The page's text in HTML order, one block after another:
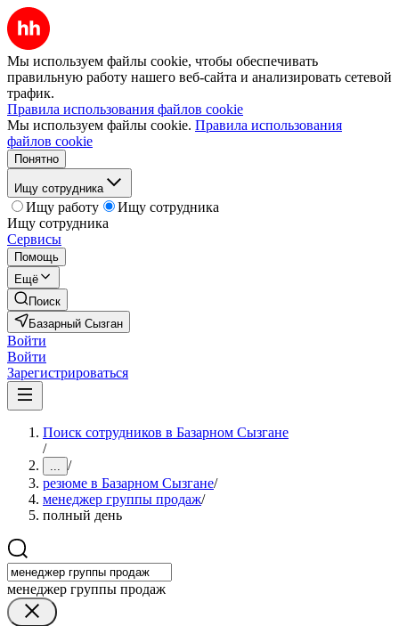
Мы используем файлы cookie, чтобы обеспечивать
правильную работу нашего веб-сайта и анализировать сетевой
трафик.
Правила использования файлов cookie
Мы используем файлы cookie. Правила использования
файлов cookie
Понятно
Ищу сотрудника
Ищу работу
Ищу сотрудника
Ищу сотрудника
Сервисы
Помощь
Ещё
Поиск
Базарный Сызган
Войти
Войти
Зарегистрироваться
Поиск сотрудников в Базарном Сызгане
/
... /
резюме в Базарном Сызгане/
менеджер группы продаж/
полный день
менеджер группы продаж